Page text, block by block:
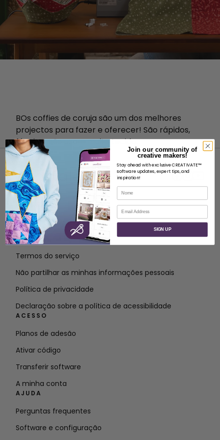
BOs coffies de coruja são um dos melhores
projectos para fazer e oferecer! São rápidos,
fáceis e não usam muito tecido.
SOBRE
Sobre a SVP Worldwide
Contacto
Termos do serviço
Não partilhar as minhas informações pessoais
Política de privacidade
Declaração sobre a política de acessibilidade
ACESSO
Planos de adesão
Ativar código
Transferir software
A minha conta
AJUDA
Perguntas frequentes
Software e configuração
Join our community of
creative makers!
Stay ahead with exclusive CREATIVATE™
software updates, expert tips, and
inspiration!
Nome
Correio eletrónico
SIGN UP